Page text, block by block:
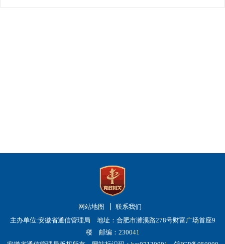
网站地图
联系我们
主办单位:安徽省通信管理局 地址：合肥市濉溪路278号财富广场首座9
楼 邮编：230041